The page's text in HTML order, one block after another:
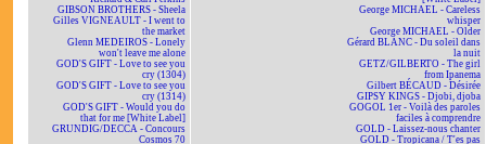
GIBSON BROTHERS - Sheela
Gilles VIGNEAULT - I went to
the market
Glenn MEDEIROS - Lonely
won't leave me alone
GOD'S GIFT - Love to see you
cry (1304)
GOD'S GIFT - Love to see you
cry (1314)
GOD'S GIFT - Would you do
that for me [White Label]
GRUNDIG/DECCA - Concours
Cosmos 70
George MICHAEL - Careless
whisper
George MICHAEL - Older
Gérard BLANC - Du soleil dans
la nuit
GETZ/GILBERTO - The girl
from Ipanema
Gilbert BÉCAUD - Désirée
GIPSY KINGS - Djobi, djoba
GOGOL 1er - Voilà des paroles
faciles à comprendre
GOLD - Laissez-nous chanter
GOLD - Tropicana / T'es pas